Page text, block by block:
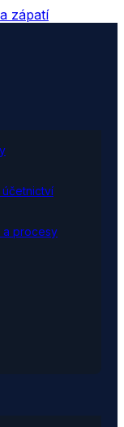
zápatí
a procesy